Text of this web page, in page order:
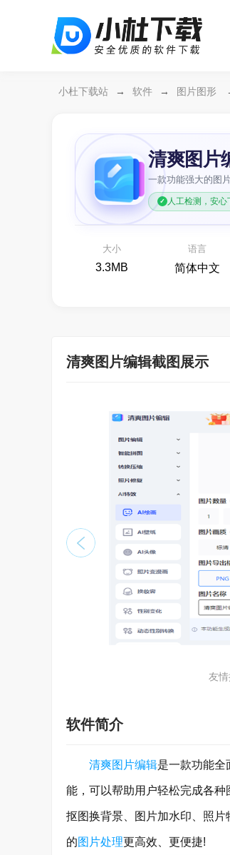
小杜下载站 → 软件 → 图片图形
清爽图片
一款功能强大的图
人工检测，安心
大小
3.3MB
语言
简体中文
万兴恢复专家64位
备份还原
清爽图片编辑截图展示
友
软件简介
清爽图片编辑是一款功能全
能，可以帮助用户轻松完成各种
抠图换背景、图片加水印、照
的图片处理更高效、更便捷!